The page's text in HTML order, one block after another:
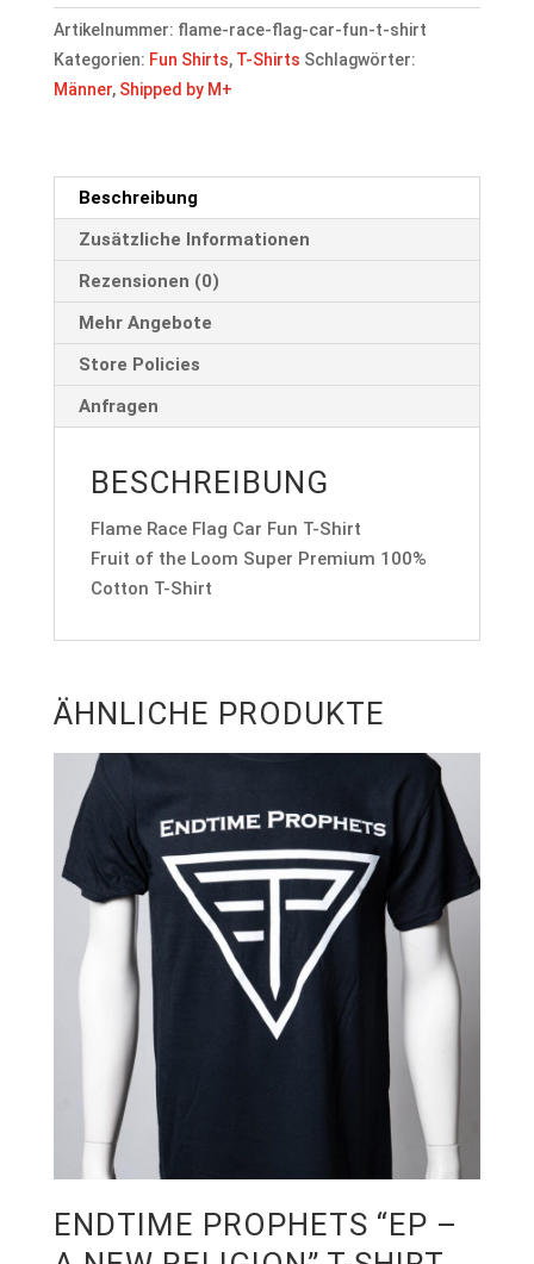
Shirt
Menge
Artikelnummer: flame-race-flag-car-fun-t-shirt
Kategorien: Fun Shirts, T-Shirts Schlagwörter:
Männer, Shipped by M+
Beschreibung
Zusätzliche Informationen
Rezensionen (0)
Mehr Angebote
Store Policies
Anfragen
BESCHREIBUNG
Flame Race Flag Car Fun T-Shirt
Fruit of the Loom Super Premium 100%
Cotton T-Shirt
ÄHNLICHE PRODUKTE
ENDTIME PROPHETS “EP –